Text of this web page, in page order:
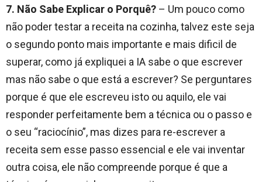
7. Não Sabe Explicar o Porquê? – Um pouco como
não poder testar a receita na cozinha, talvez este seja
o segundo ponto mais importante e mais dificil de
superar, como já expliquei a IA sabe o que escrever
mas não sabe o que está a escrever? Se perguntares
porque é que ele escreveu isto ou aquilo, ele vai
responder perfeitamente bem a técnica ou o passo e
o seu “raciocínio”, mas dizes para re-escrever a
receita sem esse passo essencial e ele vai inventar
outra coisa, ele não compreende porque é que a